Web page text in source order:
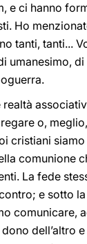
e ci hanno
Ho
tanti, tanti...
umanesimo, di
o,
cristiani
comunione
La fede
e sotto
comunicare,
dell’altro